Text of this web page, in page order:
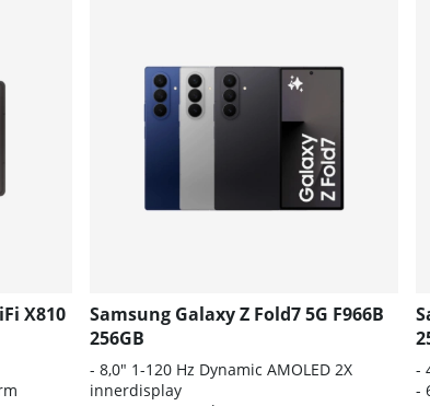
X810
Samsung Galaxy Z Fold7 5G F966B
256GB
- 8,0" 1-120 Hz Dynamic AMOLED 2X
innerdisplay
-
-